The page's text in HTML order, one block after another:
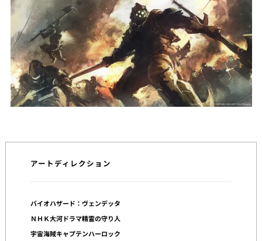
アートディレクション
バイオハザード：ヴェンデッタ
ＮＨＫ大河ドラマ精霊の守り人
宇宙海賊キャプテンハーロック